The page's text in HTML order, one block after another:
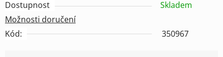
Dostupnost
Skladem
Možnosti doručení
Kód:
350967